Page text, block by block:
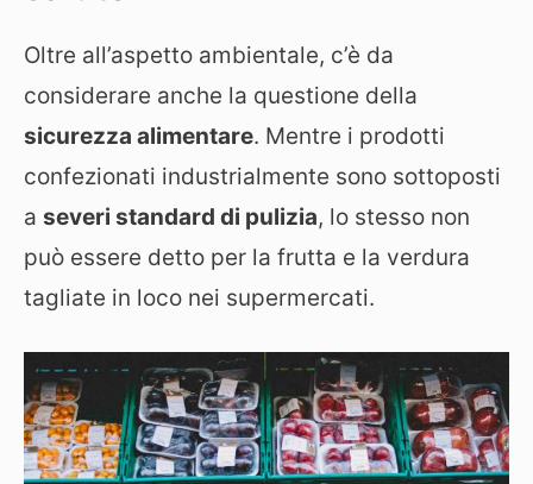
Oltre all’aspetto ambientale, c’è da
considerare anche la questione della
sicurezza alimentare. Mentre i prodotti
confezionati industrialmente sono sottoposti
a severi standard di pulizia, lo stesso non
può essere detto per la frutta e la verdura
tagliate in loco nei supermercati.